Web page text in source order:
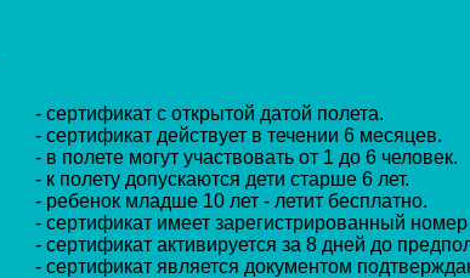
- сертификат с открытой датой полета.
- сертификат действует в течении 6 месяцев.
- в полете могут участвовать от 1 до 6 человек.
- к полету допускаются дети старше 6 лет.
- ребенок младше 10 лет - летит бесплатно.
- сертификат имеет зарегистрированный
- сертификат активируется за 8 дней до
- сертификат является документом